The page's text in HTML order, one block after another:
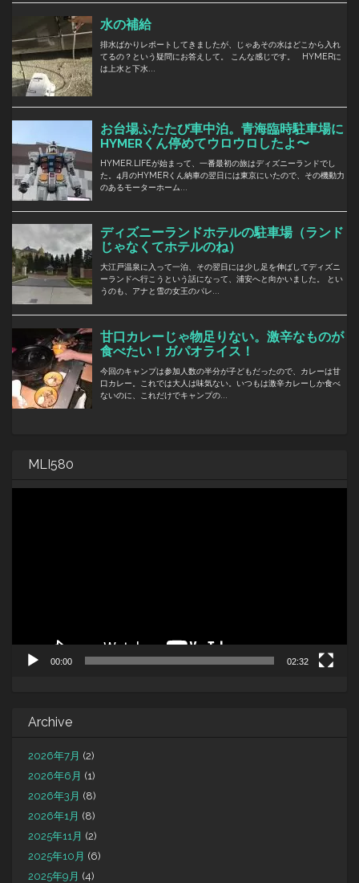
MLI580
00:00 02:32
Archive
2026年7月 (2)
2026年6月 (1)
2026年3月 (8)
2026年1月 (8)
2025年11月 (2)
2025年10月 (6)
2025年9月 (4)